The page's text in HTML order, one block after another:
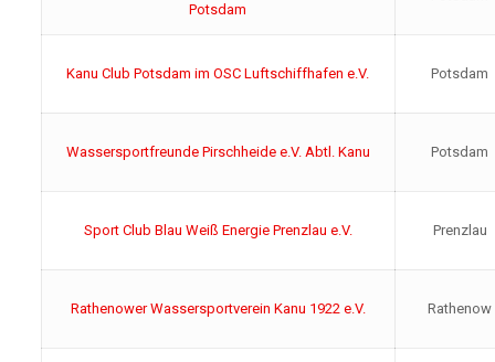
Potsdam
Kanu Club Potsdam im OSC Luftschiffhafen e.V. Potsdam
Wassersportfreunde Pirschheide e.V. Abtl. Kanu Potsdam
Sport Club Blau Weiß Energie Prenzlau e.V. Prenzlau
Rathenower Wassersportverein Kanu 1922 e.V. Rathenow